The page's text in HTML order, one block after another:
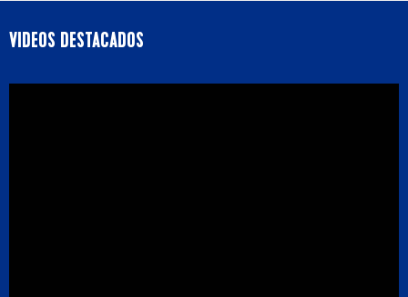
VIDEOS DESTACADOS